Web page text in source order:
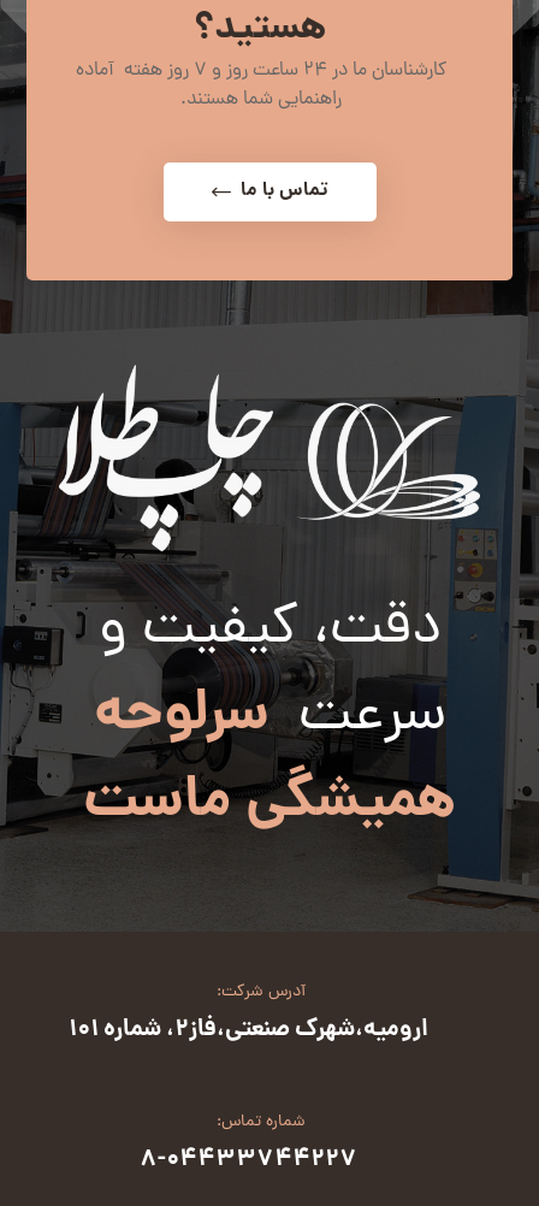
هستید؟
کارشناسان ما در 24 ساعت روز و 7 روز هفته آماده
راهنمایی شما هستند.
تماس با ما
دقت، کیفیت و
سرعتسرلوحه
همیشگی ماست
آدرس شرکت:
ارومیه،شهرک صنعتی،فاز2، شماره 101
شماره تماس:
8-04433744227